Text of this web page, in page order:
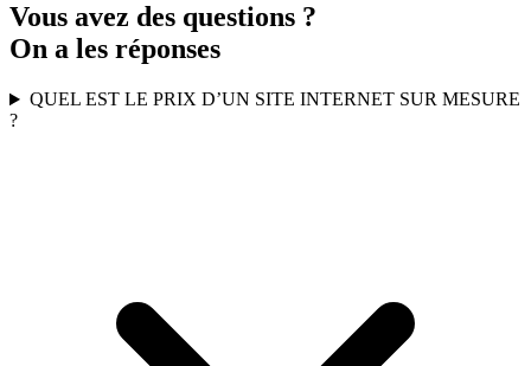
Vous avez des questions ?
On a les réponses
QUEL EST LE PRIX D’UN SITE INTERNET SUR MESURE
?